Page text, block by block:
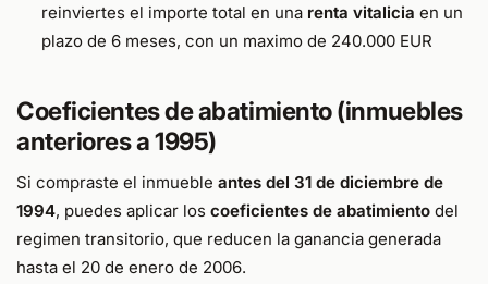
reinviertes el importe total en una renta vitalicia en un
plazo de 6 meses, con un maximo de 240.000 EUR
Coeficientes de abatimiento (inmuebles
anteriores a 1995)
Si compraste el inmueble antes del 31 de diciembre de
1994, puedes aplicar los coeficientes de abatimiento del
regimen transitorio, que reducen la ganancia generada
hasta el 20 de enero de 2006.